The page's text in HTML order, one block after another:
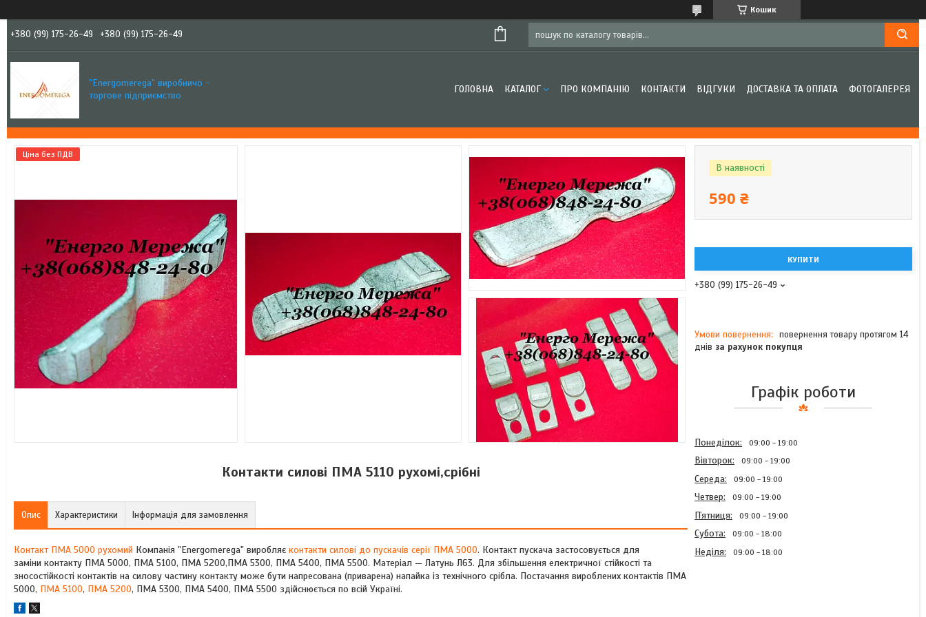
Кошик
+380 (99) 175-26-49 +380 (99) 175-26-49
"Еnergomerega" виробничо -
торгове підприємство
ГОЛОВНА КАТАЛОГ ПРО КОМПАНІЮ КОНТАКТИ ВІДГУКИ ДОСТАВКА ТА ОПЛАТА ФОТОГАЛЕРЕЯ
Ціна без ПДВ
Контакти силові ПМА 5110 рухомі,срібні
Опис Характеристики Інформація для замовлення
Контакт ПМА 5000 рухомий Компанія "Energomerega" виробляє контакти силові до пускачів серії ПМА 5000. Контакт пускача застосовується для
заміни контакту ПМА 5000, ПМА 5100, ПМА 5200,ПМА 5300, ПМА 5400, ПМА 5500. Матеріал — Латунь Л63. Для збільшення електричної стійкості та
зносостійкості контактів на силову частину контакту може бути напресована (приварена) напайка із технічного срібла. Постачання вироблених контактів ПМА
5000, ПМА 5100, ПМА 5200, ПМА 5300, ПМА 5400, ПМА 5500 здійснюється по всій Україні.
В наявності
590 ₴
КУПИТИ
+380 (99) 175-26-49
повернення товару протягом 14
днів за рахунок покупця
Графік роботи
Понеділок 09:00 19:00
Вівторок 09:00 19:00
Середа 09:00 19:00
Четвер 09:00 19:00
Пʼятниця 09:00 19:00
Субота 09:00 18:00
Неділя 09:00 18:00